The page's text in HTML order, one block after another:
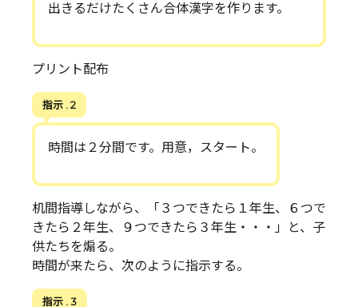
出きるだけたくさん合体漢字を作ります。
プリント配布
指示 . 2
時間は２分間です。用意，スタート。
机間指導しながら、「３つできたら１年生、６つで
きたら２年生、９つできたら３年生・・・」と、子
供たちを煽る。
時間が来たら、次のように指示する。
指示 . 3